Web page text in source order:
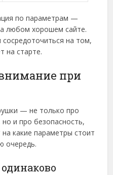
по параметрам —
любом хорошем сайте.
сосредоточиться на том,
на старте.
при
— не только про
и про безопасность,
какие параметры стоит
очередь.